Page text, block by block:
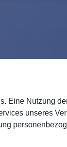
Eine Nutzung
unseres